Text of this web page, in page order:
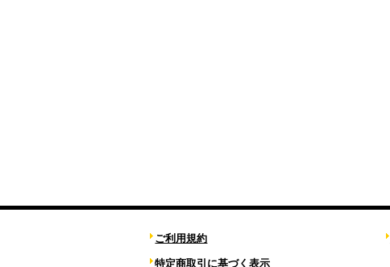
ご利用規約
特定商取引に基づく表示